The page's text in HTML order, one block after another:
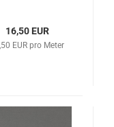
16,50 EUR
EUR pro Meter